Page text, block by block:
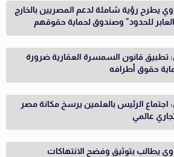
يطرح رؤية شاملة لدعم المصريين بالخارج
للحدود" وصندوق لحماية حقوقهم
تطبيق قانون السمسرة العقارية ضرورة
حقوق أطرافه
اجتماع الرئيس بالعلمين يرسخ مكانة مصر
عالمي
يطالب بتوثيق وفضح الانتهاكات